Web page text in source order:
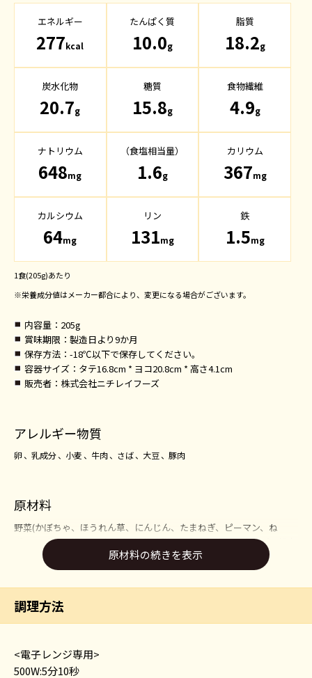
エネルギー
277kcal
たんぱく質
10.0g
脂質
18.2g
炭水化物
20.7g
糖質
15.8g
食物繊維
4.9g
ナトリウム
648mg
（食塩相当量）
1.6g
カリウム
367mg
カルシウム
64mg
リン
131mg
鉄
1.5mg
1食(205g)あたり
※栄養成分値はメーカー都合により、変更になる場合がございます。
内容量 ：205g
賞味期限 ：製造日より9か月
保存方法 ：-18℃以下で保存してください。
容器サイズ ：タテ16.8cm * ヨコ20.8cm * 高さ4.1cm
販売者 ：株式会社ニチレイフーズ
アレルギー物質
卵 乳成分 小麦 牛肉 さば 大豆 豚肉
原材料
野菜(かぼちゃ、ほうれん草、にんじん、たまねぎ、ピーマン、ね
ぎ)、豆腐包み揚げ(国内製造)(植物油脂、豆乳、豚肉、たまねぎ、粉末
状植物性たん白、粒状植物性たん白、豚脂、パン粉、粉末大豆、小麦
粉、砂糖、マヨネーズ、食塩、ポークエキス、しょうゆ、香辛料、焼
酎、ロースト風味調味料)、揚げなす(なす、植物油脂)、はるさめ、し
ょうゆ、しいたけ、砂糖、植物油脂、牛肉、だいこんおろし、みりん
風調味料、酢、酒、かつおだし、かつおぶしエキスパウダー、酵母エ
香辛料抽出物、(一部に小麦・卵・乳成分・牛肉・さば・大豆・豚肉を
含む)
原材料の続きを表示
調理方法
<電子レンジ専用>
500W:5分10秒